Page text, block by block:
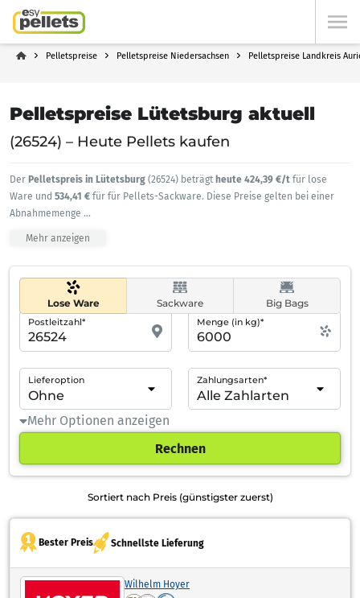
Pelletspreise Pelletspreise Niedersachsen Pelletspreise Landkreis
Pelletspreise Lütetsburg aktuell
(26524) – Heute Pellets kaufen
Der Pelletspreis in Lütetsburg (26524) beträgt heute 424,39 €/t für lose
Ware und 534,41 € für für Pellets-Sackware. Diese Preise gelten bei einer
Abnahmemenge ...
Mehr anzeigen
Lose Ware Sackware Big Bags
Postleitzahl* Menge (in kg)*
Lieferoption Zahlungsarten*
Mehr Optionen anzeigen
Rechnen
Sortiert nach Preis (günstigster zuerst)
Bester Preis Schnellste Lieferung
Wilhelm Hoyer